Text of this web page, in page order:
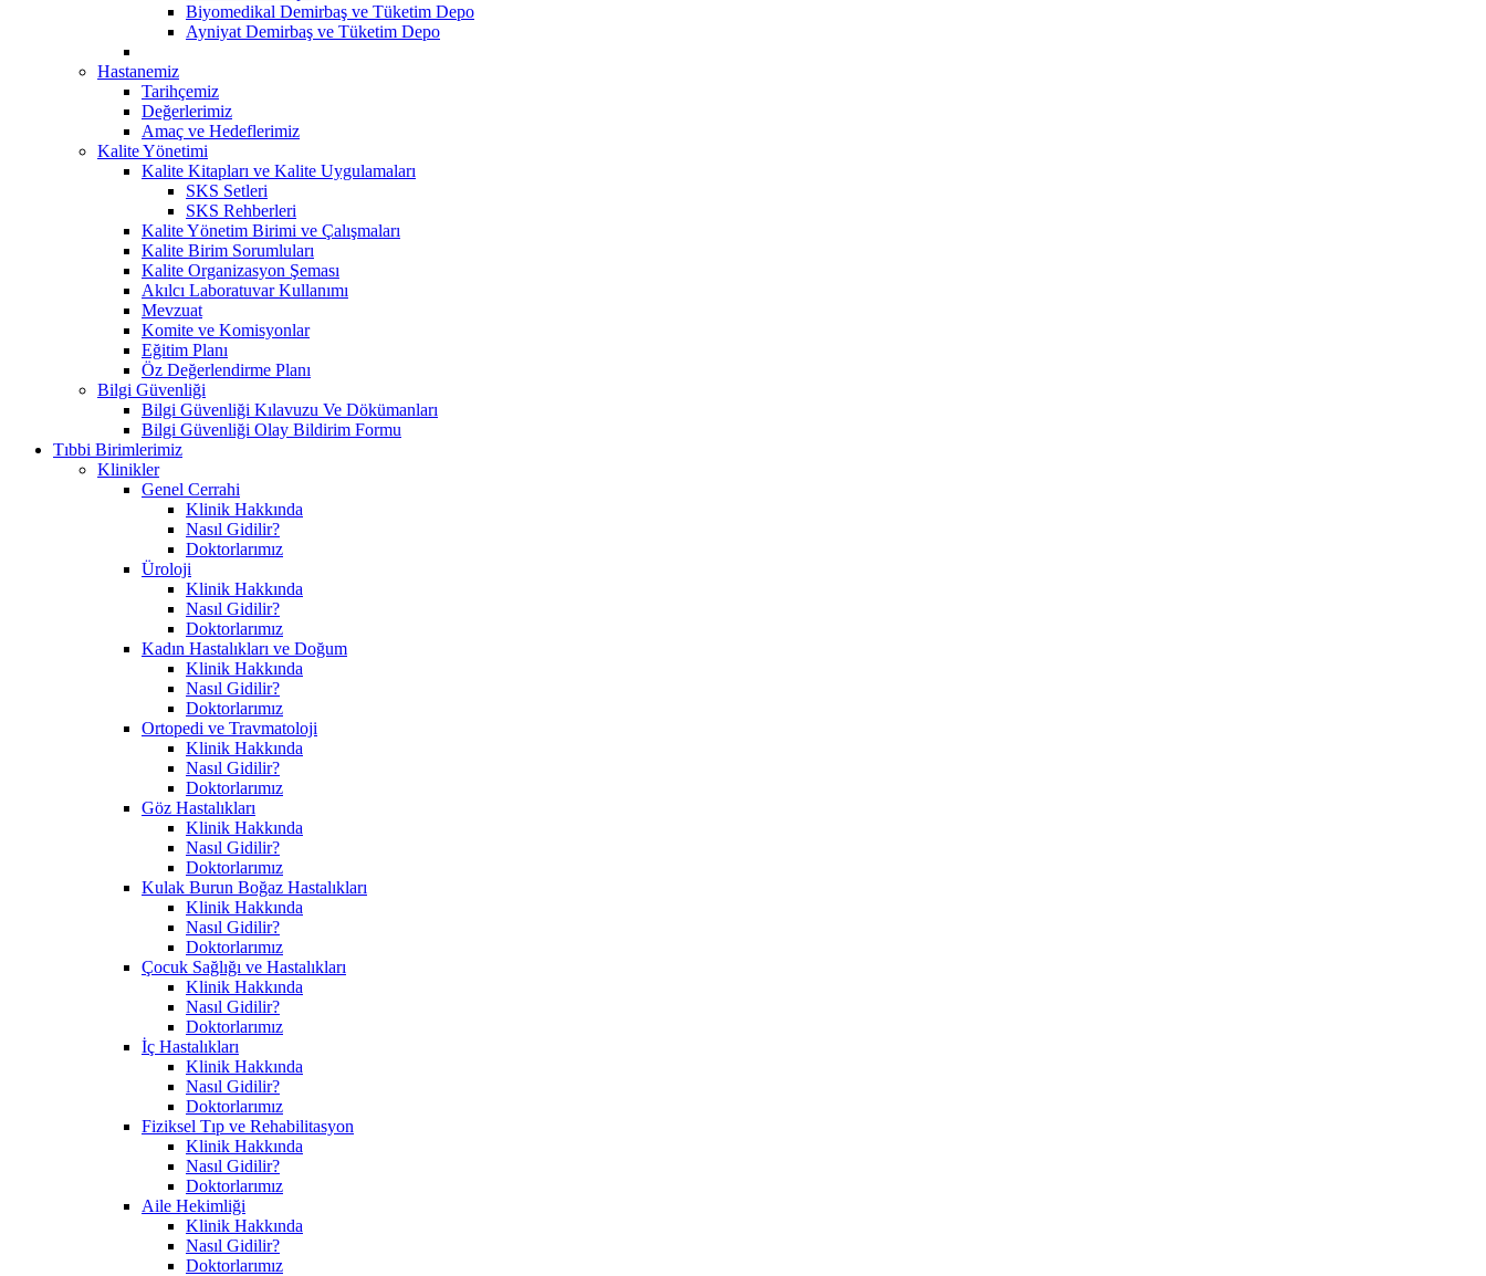
Biyomedikal Demirbaş ve Tüketim Depo
Ayniyat Demirbaş ve Tüketim Depo
Hastanemiz
Tarihçemiz
Değerlerimiz
Amaç ve Hedeflerimiz
Kalite Yönetimi
Kalite Kitapları ve Kalite Uygulamaları
SKS Setleri
SKS Rehberleri
Kalite Yönetim Birimi ve Çalışmaları
Kalite Birim Sorumluları
Kalite Organizasyon Şeması
Akılcı Laboratuvar Kullanımı
Mevzuat
Komite ve Komisyonlar
Eğitim Planı
Öz Değerlendirme Planı
Bilgi Güvenliği
Bilgi Güvenliği Kılavuzu Ve Dökümanları
Bilgi Güvenliği Olay Bildirim Formu
Tıbbi Birimlerimiz
Klinikler
Genel Cerrahi
Klinik Hakkında
Nasıl Gidilir?
Doktorlarımız
Üroloji
Klinik Hakkında
Nasıl Gidilir?
Doktorlarımız
Kadın Hastalıkları ve Doğum
Klinik Hakkında
Nasıl Gidilir?
Doktorlarımız
Ortopedi ve Travmatoloji
Klinik Hakkında
Nasıl Gidilir?
Doktorlarımız
Göz Hastalıkları
Klinik Hakkında
Nasıl Gidilir?
Doktorlarımız
Kulak Burun Boğaz Hastalıkları
Klinik Hakkında
Nasıl Gidilir?
Doktorlarımız
Çocuk Sağlığı ve Hastalıkları
Klinik Hakkında
Nasıl Gidilir?
Doktorlarımız
İç Hastalıkları
Klinik Hakkında
Nasıl Gidilir?
Doktorlarımız
Fiziksel Tıp ve Rehabilitasyon
Klinik Hakkında
Nasıl Gidilir?
Doktorlarımız
Aile Hekimliği
Klinik Hakkında
Nasıl Gidilir?
Doktorlarımız